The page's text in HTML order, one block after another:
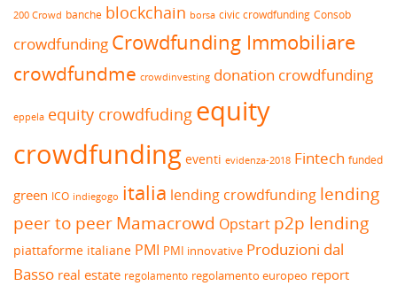
200 Crowd banche blockchain borsa civic crowdfunding Consob
crowdfunding Crowdfunding Immobiliare
crowdfundme crowdinvesting donation crowdfunding
eppela equity crowdfuding equity
crowdfunding eventi evidenza-2018 Fintech funded
green ICO indiegogo italia lending crowdfunding lending
peer to peerMamacrowd Opstart p2p lending
piattaforme italiane PMI PMI innovative Produzioni dal
Basso real estate regolamento regolamento europeo report